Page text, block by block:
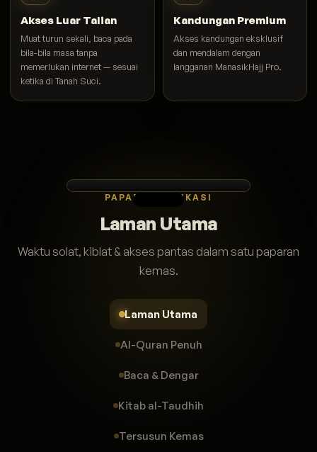
Akses Luar Talian
Muat turun sekali, baca pada
bila-bila masa tanpa
memerlukan internet — sesuai
ketika di Tanah Suci.
Kandungan Premium
Akses kandungan eksklusif
dan mendalam dengan
langganan ManasikHajj Pro.
PAPARAN APLIKASI
Laman Utama
Waktu solat, kiblat & akses pantas dalam satu paparan
kemas.
Laman Utama
Al-Quran Penuh
Baca & Dengar
Kitab al-Taudhih
Tersusun Kemas